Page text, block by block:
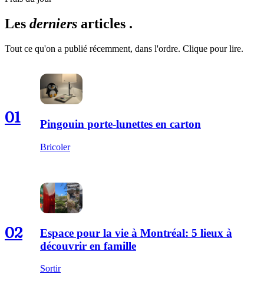
Les derniers articles .
Tout ce qu'on a publié récemment, dans l'ordre. Clique pour lire.
01 Pingouin porte-lunettes en carton
Bricoler
02
Espace pour la vie à Montréal: 5 lieux à
découvrir en famille
Sortir